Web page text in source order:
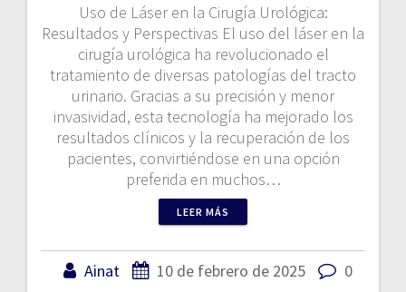
Uso de Láser en la Cirugía Urológica:
Resultados y Perspectivas El uso del láser en la
cirugía urológica ha revolucionado el
tratamiento de diversas patologías del tracto
urinario. Gracias a su precisión y menor
invasividad, esta tecnología ha mejorado los
resultados clínicos y la recuperación de los
pacientes, convirtiéndose en una opción
preferida en muchos…
LEER MÁS
Ainat 10 de febrero de 2025 0